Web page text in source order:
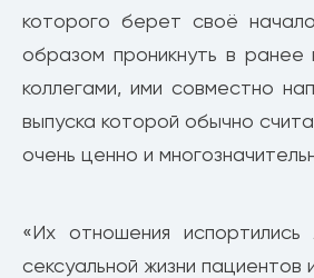
которого берет своё
образом проникнуть в ранее
коллегами, ими совместно
выпуска которой обычно
очень ценно и
«Их отношения
сексуальной жизни